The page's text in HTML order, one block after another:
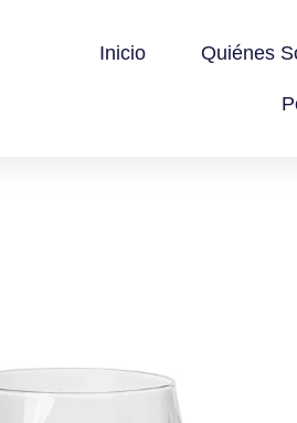
Inicio Quiénes